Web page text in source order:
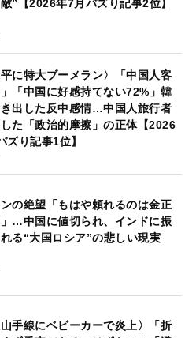
”【2026年7月バズり記事2位】
平に特大ブーメラン〉「中国人客
「中国に好感持てない72%」韓
出した反中感情…中国人旅行者
た「政治的摩擦」の正体【2026
ズり記事1位】
の絶望「もはや頼れるのは金正
…中国に値切られ、インドに振
る“大国ロシア”の悲しい現実
山手線にベビーカーで炎上〉「折